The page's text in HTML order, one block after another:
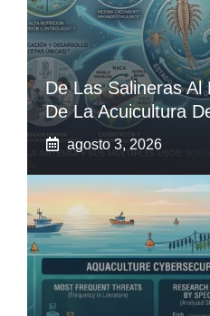
De Las Salineras Al
De La Acuicultura
agosto 3, 2026